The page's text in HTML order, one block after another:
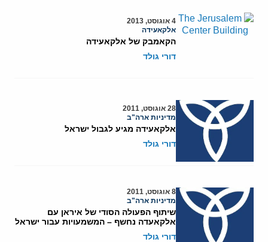
4 אוגוסט, 2013
אלקאעידה
הקאמבק של אלקאעידה
דורי גולד
28 אוגוסט, 2011
מדיניות ארה"ב
אלקאעידה מגיע לגבול ישראל
דורי גולד
8 אוגוסט, 2011
מדיניות ארה"ב
שיתוף הפעולה הסודי של איראן עם
אלקאעדה נחשף – המשמעויות עבור ישראל
דורי גולד